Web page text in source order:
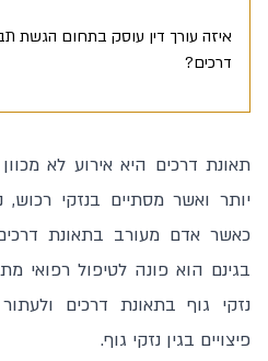
איזה עורך דין עוסק בתחום הגשת
דרכים?
תאונת דרכים היא אירוע לא
יותר ואשר מסתיים בנזקי
כאשר אדם מעורב בתאונת
בגינם הוא פונה לטיפול רפואי
נזקי גוף בתאונת דרכים
פיצויים בגין נזקי גוף.